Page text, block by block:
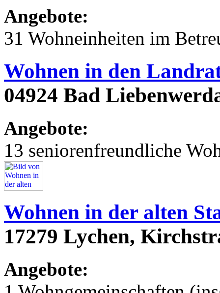
Angebote:
31 Wohneinheiten im
Wohnen in den
04924 Bad
Angebote:
13 seniorenfreundliche
Wohnen in der alten
17279 Lychen,
Angebote: